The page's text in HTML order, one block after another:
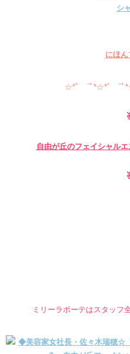
にほ
☆*ﾟ ゜ﾟ*☆*ﾟ ゜ﾟ
自由が丘のフェイシャルエ
ミリーラボーテはスタッフ